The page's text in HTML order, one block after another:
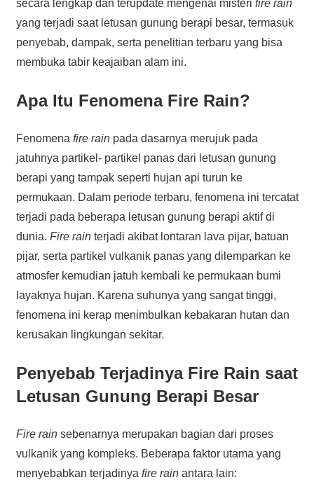
secara lengkap dan terupdate mengenai misteri fire rain
yang terjadi saat letusan gunung berapi besar, termasuk
penyebab, dampak, serta penelitian terbaru yang bisa
membuka tabir keajaiban alam ini.
Apa Itu Fenomena Fire Rain?
Fenomena fire rainpada dasarnya merujuk pada
jatuhnya partikel- partikel panas dari letusan gunung
berapi yang tampak seperti hujan api turun ke
permukaan. Dalam periode terbaru, fenomena ini tercatat
terjadi pada beberapa letusan gunung berapi aktif di
dunia. Fire rainterjadi akibat lontaran lava pijar, batuan
pijar, serta partikel vulkanik panas yang dilemparkan ke
atmosfer kemudian jatuh kembali ke permukaan bumi
layaknya hujan. Karena suhunya yang sangat tinggi,
fenomena ini kerap menimbulkan kebakaran hutan dan
kerusakan lingkungan sekitar.
Penyebab Terjadinya Fire Rain saat
Letusan Gunung Berapi Besar
Fire rainsebenarnya merupakan bagian dari proses
vulkanik yang kompleks. Beberapa faktor utama yang
menyebabkan terjadinya fire rainantara lain: